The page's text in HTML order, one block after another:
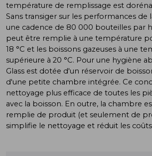
température de remplissage est
Sans transiger sur les performances de
une cadence de 80 000 bouteilles par
peut être remplie à une température
18 °C et les boissons gazeuses à une
supérieure à 20 °C. Pour une hygiène
Glass est dotée d'un réservoir de
d'une petite chambre intégrée. Ce
nettoyage plus efficace de toutes les
avec la boisson. En outre, la chambre
remplie de produit (et seulement de
simplifie le nettoyage et réduit les